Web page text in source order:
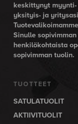
keskittynyt
yksityis- ja
Sinulle
henkilökohtaista
sopivimman tuolin.
TUOTTEET
SATULATUOLIT
AKTIIVITUOLIT